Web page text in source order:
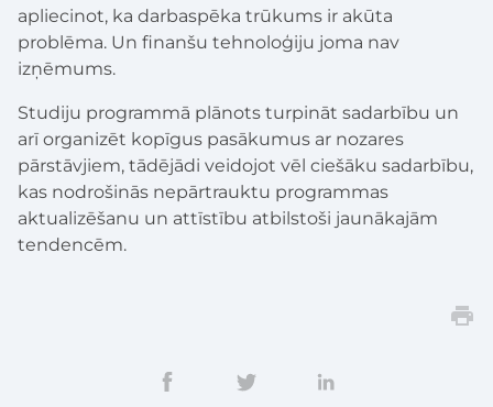
apliecinot, ka darbaspēka trūkums ir akūta
problēma. Un finanšu tehnoloģiju joma nav
izņēmums.
Studiju programmā plānots turpināt sadarbību un
arī organizēt kopīgus pasākumus ar nozares
pārstāvjiem, tādējādi veidojot vēl ciešāku sadarbību,
kas nodrošinās nepārtrauktu programmas
aktualizēšanu un attīstību atbilstoši jaunākajām
tendencēm.